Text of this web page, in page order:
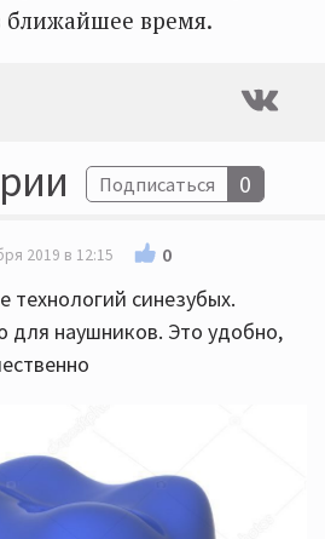
ближайшее время.
Подписаться 0
2019 в 12:15 0
технологий синезубых.
для наушников. Это удобно,